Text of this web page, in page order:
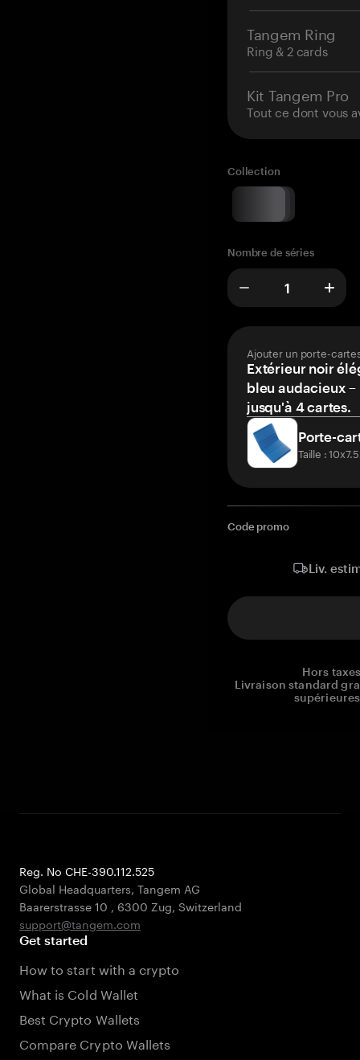
Tangem Ring
Ring & 2 cards
Kit Tangem Pro
Tout ce dont vous
Collection
Nombre de séries
Ajouter un porte-
Extérieur noir
bleu audacieux
jusqu'à 4 cartes.
Porte-
Taille :
Code promo
Liv.
Hors
Livraison standard
Reg. No CHE-390.112.525
Global Headquarters, Tangem AG
Baarerstrasse 10 , 6300 Zug, Switzerland
support@tangem.com
Get started
How to start with a crypto
What is Cold Wallet
Best Crypto Wallets
Compare Crypto Wallets